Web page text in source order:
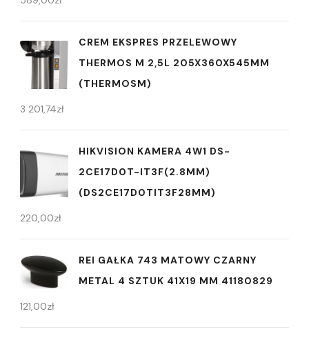
CREM EKSPRES PRZELEWOWY
THERMOS M 2,5L 205X360X545MM
(THERMOSM)
3 201,74zł
HIKVISION KAMERA 4W1 DS-
2CE17D0T-IT3F(2.8MM)
(DS2CE17D0TIT3F28MM)
220,00zł
REI GAŁKA 743 MATOWY CZARNY
METAL 4 SZTUK 41X19 MM 41180829
121,00zł